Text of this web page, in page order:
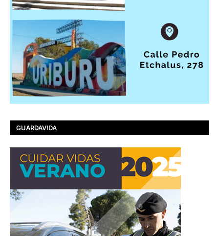
GUARDAVIDA